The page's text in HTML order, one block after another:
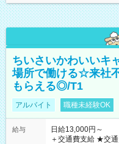
ちいさいかわいいキ
場所で働ける☆来社
もらえる◎/T1
アルバイト 職種未経験OK
給与
日給13,000円～
＋交通費支給 ★交通費全額支給！ ┗案件により規定あり ★日払